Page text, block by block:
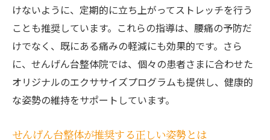
けないように、定期的に立ち上がってストレッチを行う
ことも推奨しています。これらの指導は、腰痛の予防だ
けでなく、既にある痛みの軽減にも効果的です。さら
に、せんげん台整体院では、個々の患者さまに合わせた
オリジナルのエクササイズプログラムも提供し、健康的
な姿勢の維持をサポートしています。
せんげん台整体が推奨する正しい姿勢とは